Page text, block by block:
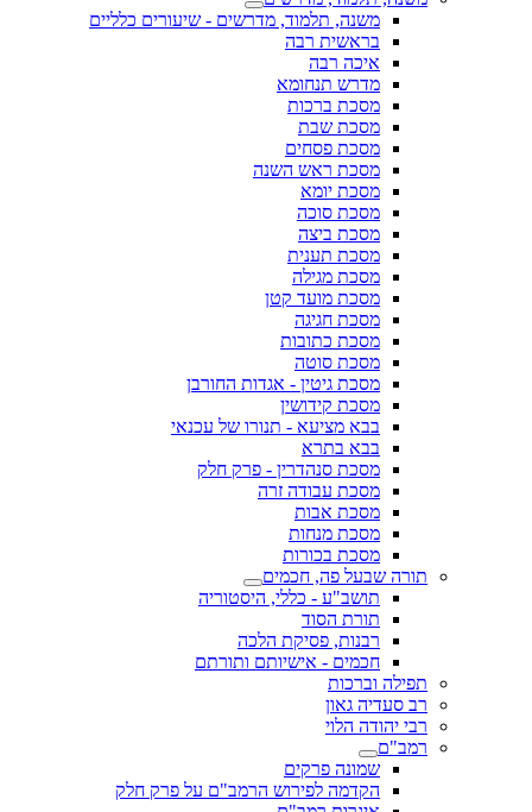
משנה, תלמוד, מדרשים - שיעורים כלליים
בראשית רבה
איכה רבה
מדרש תנחומא
מסכת ברכות
מסכת שבת
מסכת פסחים
מסכת ראש השנה
מסכת יומא
מסכת סוכה
מסכת ביצה
מסכת תענית
מסכת מגילה
מסכת מועד קטן
מסכת חגיגה
מסכת כתובות
מסכת סוטה
מסכת גיטין - אגדות החורבן
מסכת קידושין
בבא מציעא - תנורו של עכנאי
בבא בתרא
מסכת סנהדרין - פרק חלק
מסכת עבודה זרה
מסכת אבות
מסכת מנחות
מסכת בכורות
תורה שבעל פה, חכמים
תושב"ע - כללי, היסטוריה
תורת הסוד
רבנות, פסיקת הלכה
חכמים - אישיותם ותורתם
תפילה וברכות
רב סעדיה גאון
רבי יהודה הלוי
רמב"ם
שמונה פרקים
הקדמה לפירוש הרמב"ם על פרק חלק